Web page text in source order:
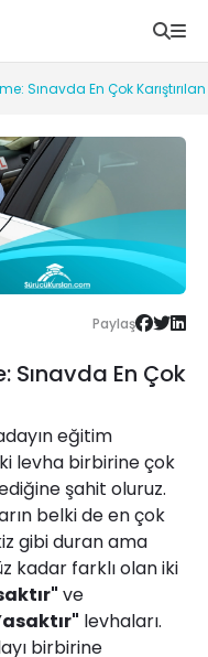
Sınavda En Çok
Paylaş
Sınavda En Çok
eğitim
levha birbirine çok
şahit oluruz.
belki de en çok
gibi duran ama
kadar farklı olan iki
ve
levhaları.
birbirine